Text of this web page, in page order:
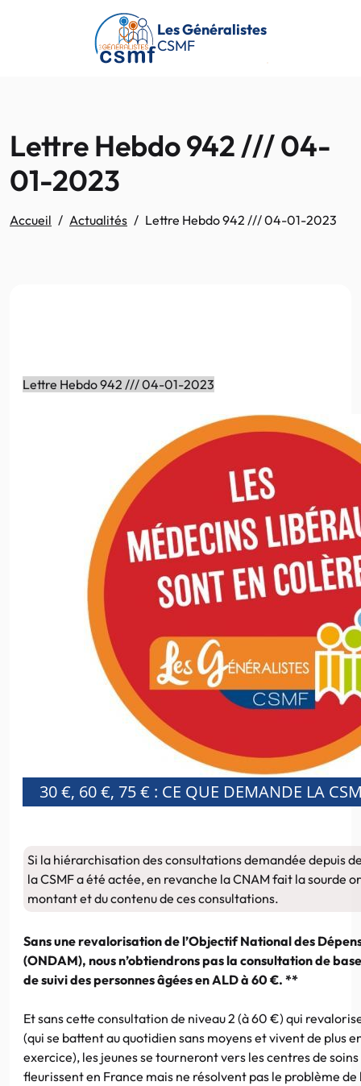
Passer au contenu principal
Les Généralistes
CSMF
Lettre Hebdo 942 /// 04-
01-2023
Accueil Actualités Lettre Hebdo 942 /// 04-01-2023
Lettre Hebdo 942 /// 04-01-2023
30 €, 60 €, 75 € : CE QUE DEMANDE LA
Si la hiérarchisation des consultations demandée depuis
la CSMF a été actée, en revanche la CNAM fait la sourde
montant et du contenu de ces consultations.
Sans une revalorisation de l’Objectif National des
(ONDAM), nous n’obtiendrons pas la consultation de
de suivi des personnes âgées en ALD à 60 €. **
Et sans cette consultation de niveau 2 (à 60 €) qui
(qui se battent au quotidien sans moyens et vivent de plus
exercice), les jeunes se tourneront vers les centres de
fleurissent en France mais ne résolvent pas le problème de